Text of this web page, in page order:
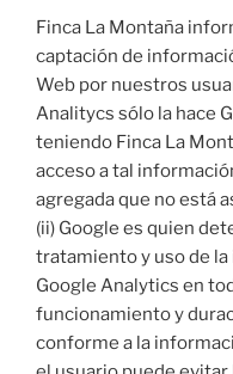
Finca La Montaña
captación de
Web por nuestros
Analitycs sólo la hace
teniendo Finca La
acceso a tal
agregada que no está
(ii) Google es quien
tratamiento y uso de
Google Analytics en
funcionamiento y
conforme a la